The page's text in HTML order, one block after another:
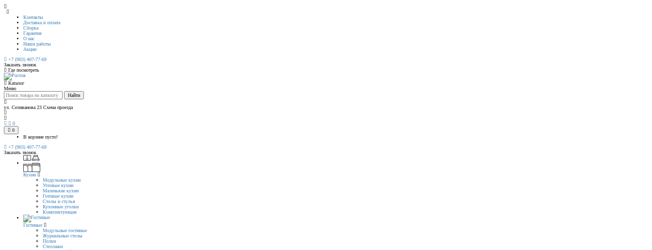
Контакты
Доставка и оплата
Сборка
Гарантия
О нас
Наши работы
Акции
+7 (903) 407-77-69
Заказать звонок
Где посмотреть
Каталог
Меню
Найти
ул. Селиванова 23 Схема проезда
0
0
В корзине пусто!
+7 (903) 407-77-69
Заказать звонок
Кухни
Модульные кухни
Угловые кухни
Маленькие кухни
Готовые кухни
Столы и стулья
Кухонные уголки
Комплектующие
Гостиные
Модульные гостиные
Журнальные столы
Полки
Стеллажи